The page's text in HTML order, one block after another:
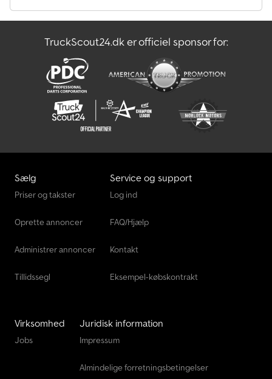
Transportteknik Til Landbrug
Vægte Og Vejeudstyr.
TruckScout24.dk er officiel sponsor for:
Sælg
Priser og takster
Oprette annoncer
Administrer annoncer
Tillidssegl
Service og support
Log ind
FAQ/Hjælp
Kontakt
Eksempel-købskontrakt
Virksomhed
Jobs
Juridisk information
Impressum
Almindelige forretningsbetingelser